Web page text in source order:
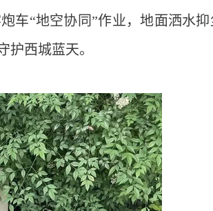
车“地空协同”作业，地面洒水抑
护西城蓝天。